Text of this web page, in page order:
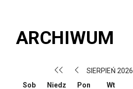
ARCHIWUM
SIERPIEŃ 2026
Sob
Niedz Pon Wt